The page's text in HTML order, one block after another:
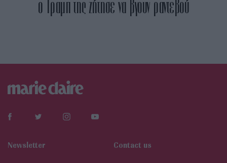
ο Τραμπ της ζήτησε να βγουν ραντεβού
Newsletter Contact us